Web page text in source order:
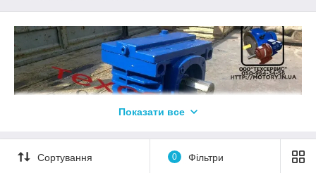
Показати все
Сортування 0 Фільтри